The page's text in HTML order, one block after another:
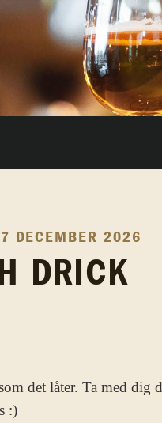
DECEMBER 2026
DRICK
det låter. Ta med
:)